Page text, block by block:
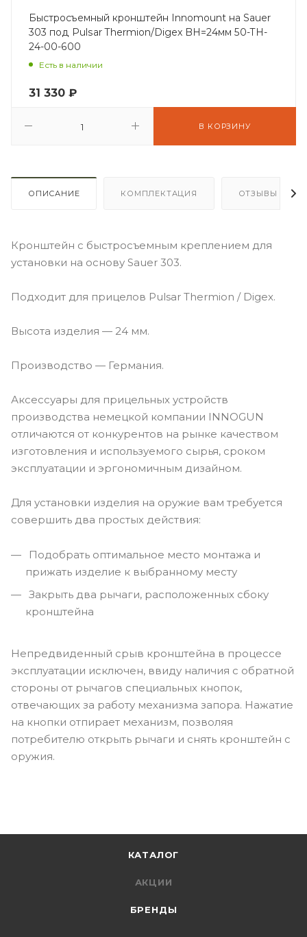
Быстросъемный кронштейн Innomount на Sauer
303 под Pulsar Thermion/Digex BH=24мм 50-TH-
24-00-600
Есть в наличии
31 330 ₽
В КОРЗИНУ
ОПИСАНИЕ КОМПЛЕКТАЦИЯ ОТЗЫВЫ
Кронштейн с быстросъемным креплением для
установки на основу Sauer 303.
Подходит для прицелов Pulsar Thermion / Digex.
Высота изделия — 24 мм.
Производство — Германия.
Аксессуары для прицельных устройств
производства немецкой компании INNOGUN
отличаются от конкурентов на рынке качеством
изготовления и используемого сырья, сроком
эксплуатации и эргономичным дизайном.
Для установки изделия на оружие вам требуется
совершить два простых действия:
Подобрать оптимальное место монтажа и
прижать изделие к выбранному месту
Закрыть два рычаги, расположенных сбоку
кронштейна
Непредвиденный срыв кронштейна в процессе
эксплуатации исключен, ввиду наличия с обратной
стороны от рычагов специальных кнопок,
отвечающих за работу механизма запора. Нажатие
на кнопки отпирает механизм, позволяя
потребителю открыть рычаги и снять кронштейн с
оружия.
КАТАЛОГ
АКЦИИ
БРЕНДЫ